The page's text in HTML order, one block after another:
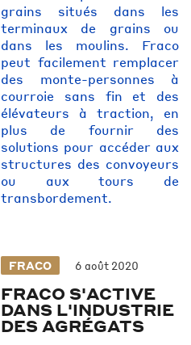
grains situés dans les
terminaux de grains ou
dans les moulins. Fraco
peut facilement remplacer
des monte-personnes à
courroie sans fin et des
élévateurs à traction, en
plus de fournir des
solutions pour accéder aux
structures des convoyeurs
ou aux tours de
transbordement.
FRACO 6 août 2020
FRACO S'ACTIVE
DANS L'INDUSTRIE
DES AGRÉGATS